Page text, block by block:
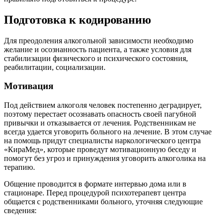
Подготовка к кодированию
Для преодоления алкогольной зависимости необходимо
желание и осознанность пациента, а также условия для
стабилизации физического и психического состояния,
реабилитации, социализации.
Мотивация
Под действием алкоголя человек постепенно деградирует,
поэтому перестает осознавать опасность своей пагубной
привычки и отказывается от лечения. Родственникам не
всегда удается уговорить больного на лечение. В этом случае
на помощь придут специалисты наркологического центра
«КираМед», которые проведут мотивационную беседу и
помогут без угроз и принуждения уговорить алкоголика на
терапию.
Общение проводится в формате интервью дома или в
стационаре. Перед процедурой психотерапевт центра
общается с родственниками больного, уточняя следующие
сведения: